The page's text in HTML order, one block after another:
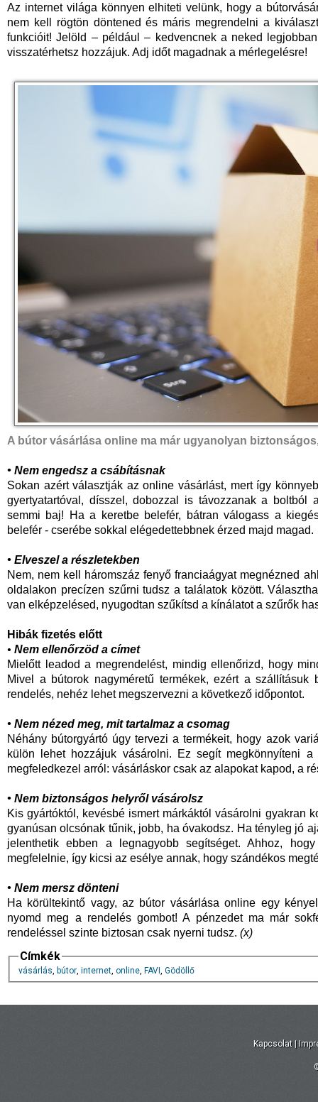
Az internet világa könnyen elhiteti velünk, hogy a
nem kell rögtön döntened és máris megrendelni a
funkcióit! Jelöld – például – kedvencnek a neked
visszatérhetsz hozzájuk. Adj időt magadnak a mérlegelésre!
A bútor vásárlása online ma már ugyanolyan
• Nem engedsz a csábításnak
Sokan azért választják az online vásárlást, mert így
gyertyatartóval, dísszel, dobozzal is távozzanak a
semmi baj! Ha a keretbe belefér, bátran válogass a
belefér - cserébe sokkal elégedettebbnek érzed majd magad.
• Elveszel a részletekben
Nem, nem kell háromszáz fenyő franciaágyat megnézned
oldalakon precízen szűrni tudsz a találatok között.
van elképzelésed, nyugodtan szűkítsd a kínálatot a szűrők
Hibák fizetés előtt
• Nem ellenőrzöd a címet
Mielőtt leadod a megrendelést, mindig ellenőrizd, hogy
Mivel a bútorok nagyméretű termékek, ezért a
rendelés, nehéz lehet megszervezni a következő időpontot.
• Nem nézed meg, mit tartalmaz a csomag
Néhány bútorgyártó úgy tervezi a termékeit, hogy azok
külön lehet hozzájuk vásárolni. Ez segít megkönnyíteni
megfeledkezel arról: vásárláskor csak az alapokat kapod, a
• Nem biztonságos helyről vásárolsz
Kis gyártóktól, kevésbé ismert márkáktól vásárolni gyakran
gyanúsan olcsónak tűnik, jobb, ha óvakodsz. Ha tényleg jó
jelenthetik ebben a legnagyobb segítséget. Ahhoz,
megfelelnie, így kicsi az esélye annak, hogy szándékos
• Nem mersz dönteni
Ha körültekintő vagy, az bútor vásárlása online egy
nyomd meg a rendelés gombot! A pénzedet ma már
rendeléssel szinte biztosan csak nyerni tudsz. (x)
Címkék
vásárlás, bútor, internet, online, FAVI , Gödöllő
Kapcsolat |